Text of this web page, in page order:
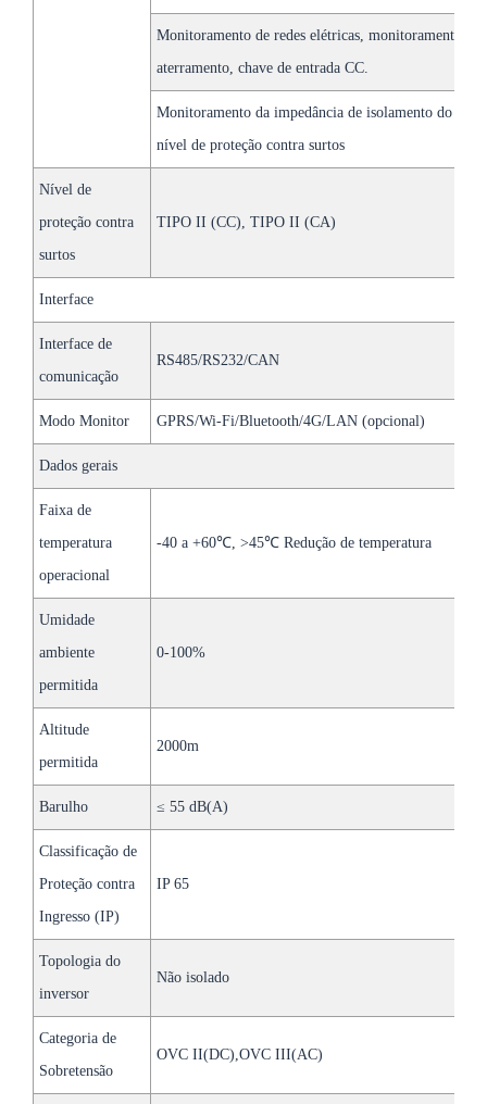
Monitoramento de redes elétricas, monitoramento de
aterramento, chave de entrada CC.
Monitoramento da impedância de isolamento do
nível de proteção contra surtos
Nível de
proteção contra
surtos
TIPO II (CC), TIPO II (CA)
Interface
Interface de
comunicação
RS485/RS232/CAN
Modo Monitor GPRS/Wi-Fi/Bluetooth/4G/LAN (opcional)
Dados gerais
Faixa de
temperatura
operacional
-40 a +60℃, >45℃ Redução de temperatura
Umidade
ambiente
permitida
0-100%
Altitude
permitida
2000m
Barulho ≤ 55 dB(A)
Classificação de
Proteção contra
Ingresso (IP)
IP 65
Topologia do
inversor
Não isolado
Categoria de
Sobretensão
OVC II(DC),OVC III(AC)